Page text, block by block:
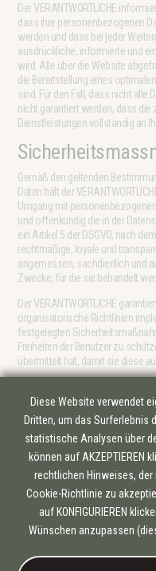
Der VERANTWORTLICHE
dass ihre personenbezogenen
werden und dass bei jeder
ausdrückliche, informierte und
wird. Alle über die Website
die Bereitstellung eines
sind. Für den Fall, dass nicht alle
nicht garantiert werden, dass
Dienstleistungen vollständig an
Gemäß den geltenden
Daten hält der
Umgang mit
und offenkundig die in der
ein Artikel 5 der DSGVO, nach
rechtmäßige, loyale und
angemessen, sachdienlich und
Zwecke, für die sie behandelt
Der VERANTWORTLICHE
organisatorische Richtlinien
festgelegten
Freiheiten der Benutzer zu
übermittelt hat, damit sie diese
Diese Website verwendet
Dritten, um das Surferlebnis
statistische Analysen über
können auf AKZEPTIEREN
rechtlichen Hinweises,
Cookie-Richtlinie zu
auf KONFIGURIEREN
Wünschen anzupassen